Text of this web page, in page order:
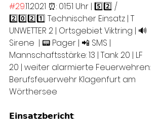
#29.11.2021 ⏰: 01:51 Uhr | 5️⃣2️⃣ /
2️⃣0️⃣2️⃣1️⃣ Technischer Einsatz | T
UNWETTER 2 | Ortsgebiet Viktring | 🔊
Sirene  | 📟 Pager | 📲 SMS |
Mannschaftsstärke: 13 | Tank 20 | LF
20 | weiter alarmierte Feuerwehren:
Berufsfeuerwehr Klagenfurt am
Wörthersee
𝗘𝗶𝗻𝘀𝗮𝘁𝘇𝗯𝗲𝗿𝗶𝗰𝗵𝘁: